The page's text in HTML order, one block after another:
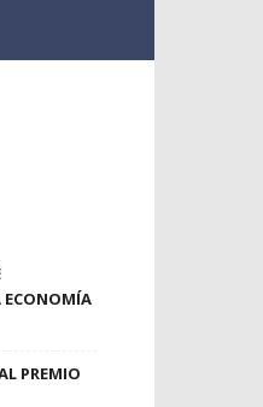
ECONOMÍA
PREMIO